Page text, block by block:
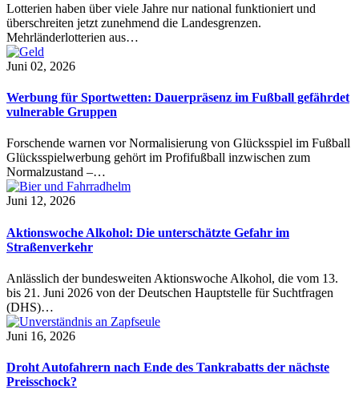
Lotterien haben über viele Jahre nur national funktioniert und
überschreiten jetzt zunehmend die Landesgrenzen.
Mehrländerlotterien aus…
Juni 02, 2026
Werbung für Sportwetten: Dauerpräsenz im Fußball gefährdet
vulnerable Gruppen
Forschende warnen vor Normalisierung von Glücksspiel im Fußball
Glücksspielwerbung gehört im Profifußball inzwischen zum
Normalzustand –…
Juni 12, 2026
Aktionswoche Alkohol: Die unterschätzte Gefahr im
Straßenverkehr
Anlässlich der bundesweiten Aktionswoche Alkohol, die vom 13.
bis 21. Juni 2026 von der Deutschen Hauptstelle für Suchtfragen
(DHS)…
Juni 16, 2026
Droht Autofahrern nach Ende des Tankrabatts der nächste
Preisschock?